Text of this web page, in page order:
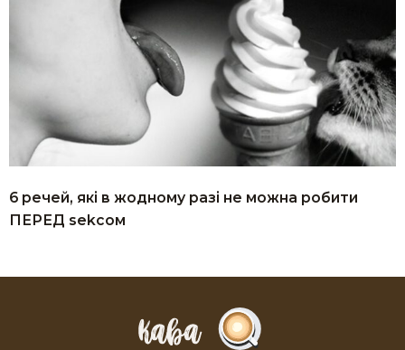
6 речей, які в жодному разі не можна робити
ПЕРЕД sеkcoм